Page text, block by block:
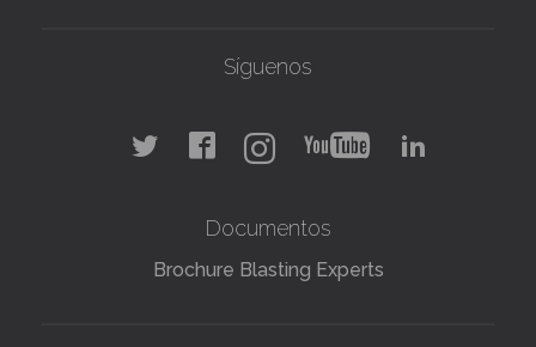
Síguenos
Documentos
Brochure Blasting Experts